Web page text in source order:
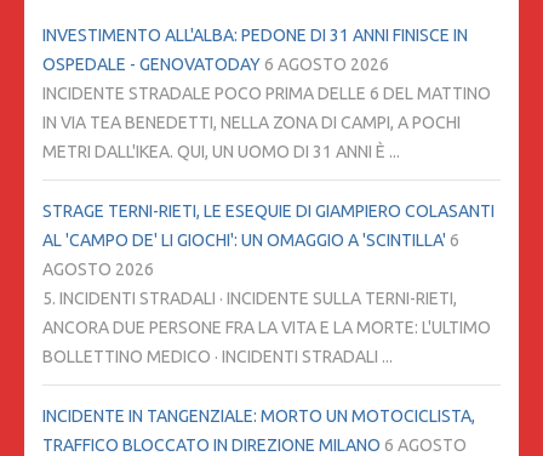
INVESTIMENTO ALL'ALBA: PEDONE DI 31 ANNI FINISCE IN
OSPEDALE - GENOVATODAY6 AGOSTO 2026
INCIDENTE STRADALE POCO PRIMA DELLE 6 DEL MATTINO
IN VIA TEA BENEDETTI, NELLA ZONA DI CAMPI, A POCHI
METRI DALL'IKEA. QUI, UN UOMO DI 31 ANNI È ...
STRAGE TERNI-RIETI, LE ESEQUIE DI GIAMPIERO COLASANTI
AL 'CAMPO DE' LI GIOCHI': UN OMAGGIO A 'SCINTILLA' 6
AGOSTO 2026
5. INCIDENTI STRADALI · INCIDENTE SULLA TERNI-RIETI,
ANCORA DUE PERSONE FRA LA VITA E LA MORTE: L'ULTIMO
BOLLETTINO MEDICO · INCIDENTI STRADALI ...
INCIDENTE IN TANGENZIALE: MORTO UN MOTOCICLISTA,
TRAFFICO BLOCCATO IN DIREZIONE MILANO 6 AGOSTO